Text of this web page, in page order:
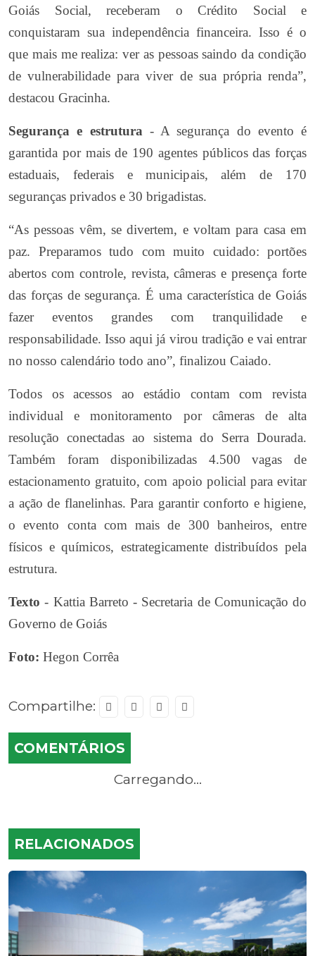
Goiás Social, receberam o Crédito Social e
conquistaram sua independência financeira. Isso é o
que mais me realiza: ver as pessoas saindo da condição
de vulnerabilidade para viver de sua própria renda”,
destacou Gracinha.
Segurança e estrutura - A segurança do evento é
garantida por mais de 190 agentes públicos das forças
estaduais, federais e municipais, além de 170
seguranças privados e 30 brigadistas.
“As pessoas vêm, se divertem, e voltam para casa em
paz. Preparamos tudo com muito cuidado: portões
abertos com controle, revista, câmeras e presença forte
das forças de segurança. É uma característica de Goiás
fazer eventos grandes com tranquilidade e
responsabilidade. Isso aqui já virou tradição e vai entrar
no nosso calendário todo ano”, finalizou Caiado.
Todos os acessos ao estádio contam com revista
individual e monitoramento por câmeras de alta
resolução conectadas ao sistema do Serra Dourada.
Também foram disponibilizadas 4.500 vagas de
estacionamento gratuito, com apoio policial para evitar
a ação de flanelinhas. Para garantir conforto e higiene,
o evento conta com mais de 300 banheiros, entre
físicos e químicos, estrategicamente distribuídos pela
estrutura.
Texto - Kattia Barreto - Secretaria de Comunicação do
Governo de Goiás
Foto: Hegon Corrêa
Compartilhe:
COMENTÁRIOS
Carregando...
RELACIONADOS